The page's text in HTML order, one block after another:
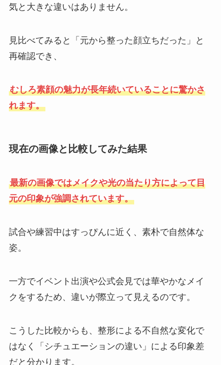
気と大きな違いはありません。
見比べてみると「元から整った顔立ちだった」と
再確認でき、
むしろ素顔の魅力が長年続いていることに驚かさ
れます。
現在の画像と比較してみた結果
最新の画像ではメイクや光の当たり方によって目
元の印象が強調されています。
試合や練習中はすっぴんに近く、素朴で自然体な
姿。
一方でイベント出演や公式会見では華やかなメイ
クをするため、違いが際立って見えるのです。
こうした比較からも、整形による不自然な変化で
はなく「シチュエーションの違い」による印象差
だと分かります。